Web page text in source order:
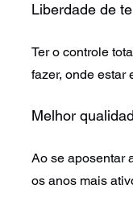
Liberdade de
Ter o controle
fazer, onde estar
Melhor
Ao se aposentar
os anos mais